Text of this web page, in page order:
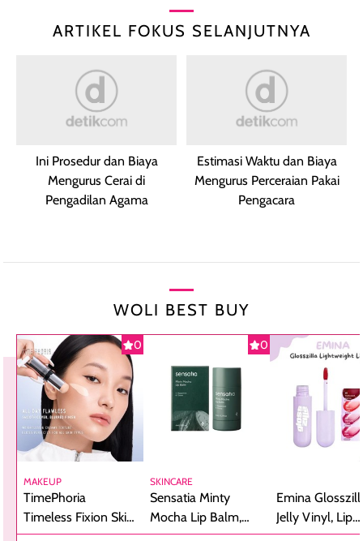
ARTIKEL FOKUS SELANJUTNYA
Ini Prosedur dan Biaya
Mengurus Cerai di
Pengadilan Agama
Estimasi Waktu dan Biaya
Mengurus Perceraian Pakai
Pengacara
WOLI BEST BUY
0
MAKEUP
TimePhoria
Timeless Fixion Skin
Tint Stick,
0
SKINCARE
Sensatia Minty
Mocha Lip Balm,
Pelembap Bibir
Emina
Jelly Vinyl, Lip
Cream Glossy